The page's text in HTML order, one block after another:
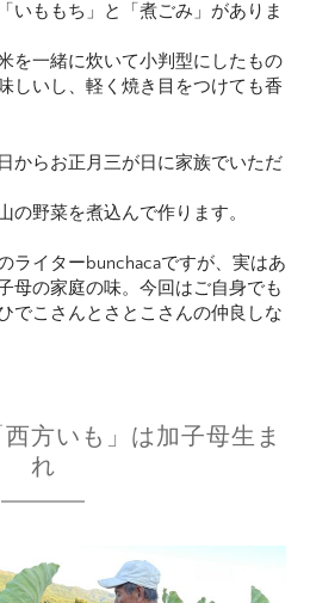
いももち」と「煮ごみ」がありま
を一緒に炊いて小判型にしたもの
しいし、軽く焼き目をつけても香
からお正月三が日に家族でいただ
の野菜を煮込んで作ります。
ライターbunchacaですが、実はあ
母の家庭の味。今回はご自身でも
でこさんとさとこさんの仲良しな
方いも」は加子母生ま
れ